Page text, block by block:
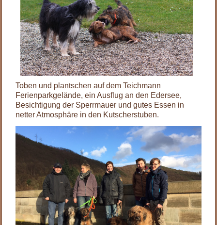
Toben und plantschen auf dem Teichmann
Ferienparkgelände, ein Ausflug an den Edersee,
Besichtigung der Sperrmauer und gutes Essen in
netter Atmosphäre in den Kutscherstuben.